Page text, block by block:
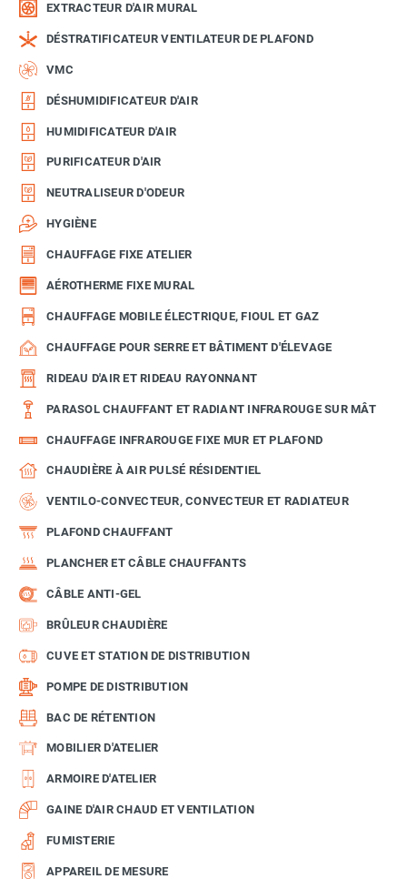
EXTRACTEUR D'AIR MURAL
DÉSTRATIFICATEUR VENTILATEUR DE PLAFOND
VMC
DÉSHUMIDIFICATEUR D'AIR
HUMIDIFICATEUR D'AIR
PURIFICATEUR D'AIR
NEUTRALISEUR D'ODEUR
HYGIÈNE
CHAUFFAGE FIXE ATELIER
AÉROTHERME FIXE MURAL
CHAUFFAGE MOBILE ÉLECTRIQUE, FIOUL ET GAZ
CHAUFFAGE POUR SERRE ET BÂTIMENT D'ÉLEVAGE
RIDEAU D'AIR ET RIDEAU RAYONNANT
PARASOL CHAUFFANT ET RADIANT INFRAROUGE SUR MÂT
CHAUFFAGE INFRAROUGE FIXE MUR ET PLAFOND
CHAUDIÈRE À AIR PULSÉ RÉSIDENTIEL
VENTILO-CONVECTEUR, CONVECTEUR ET RADIATEUR
PLAFOND CHAUFFANT
PLANCHER ET CÂBLE CHAUFFANTS
CÂBLE ANTI-GEL
BRÛLEUR CHAUDIÈRE
CUVE ET STATION DE DISTRIBUTION
POMPE DE DISTRIBUTION
BAC DE RÉTENTION
MOBILIER D'ATELIER
ARMOIRE D'ATELIER
GAINE D'AIR CHAUD ET VENTILATION
FUMISTERIE
APPAREIL DE MESURE